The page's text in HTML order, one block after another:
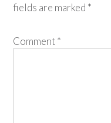
fields are marked *
Comment*